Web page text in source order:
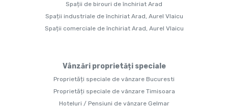
Spații de birouri de închiriat Arad
Spații industriale de închiriat Arad, Aurel Vlaicu
Spații comerciale de închiriat Arad, Aurel Vlaicu
Vânzări proprietăți speciale
Proprietăți speciale de vânzare Bucuresti
Proprietăți speciale de vânzare Timisoara
Hoteluri / Pensiuni de vânzare Gelmar